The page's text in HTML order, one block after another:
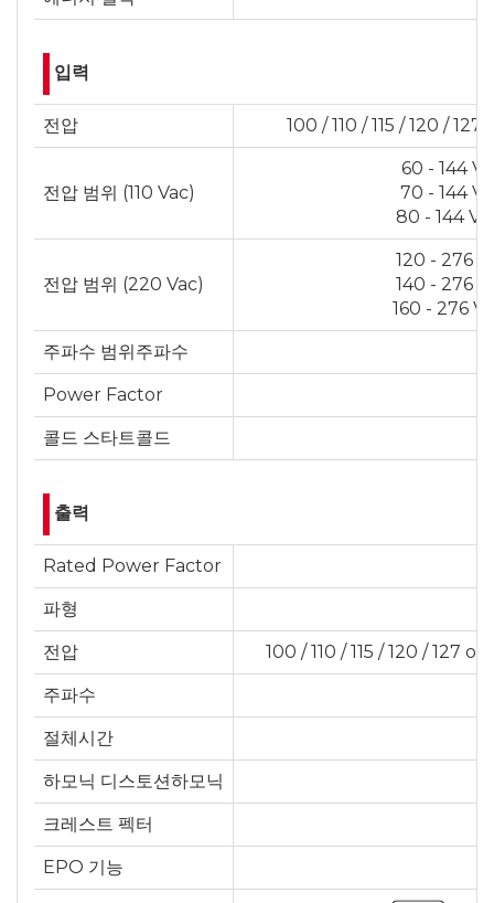
입력
전압 100 / 110 / 115 / 120 /
전압 범위 (110 Vac)
60 - 144
70 - 144
80 - 144
전압 범위 (220 Vac)
120 - 276
140 - 276
160 - 276
주파수 범위주파수
Power Factor
콜드 스타트콜드
출력
Rated Power Factor
파형
전압 100 / 110 / 115 / 120 / 127
주파수
절체시간
하모닉 디스토션하모닉
크레스트 펙터
EPO 기능